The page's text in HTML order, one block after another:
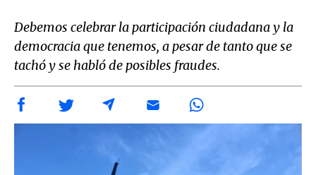
Debemos celebrar la participación ciudadana y la
democracia que tenemos, a pesar de tanto que se
tachó y se habló de posibles fraudes.